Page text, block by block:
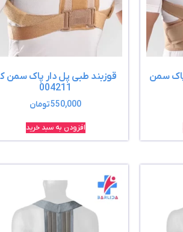
پاک سمن
قوزبند طبی پل دار پاک سمن
004211
550,000تومان
افزودن به سبد خرید